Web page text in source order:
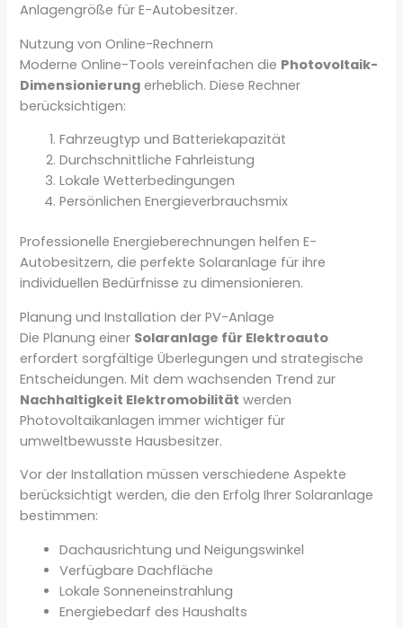
Anlagengröße für E-Autobesitzer.
Nutzung von Online-Rechnern
Moderne Online-Tools vereinfachen die Photovoltaik-
Dimensionierung erheblich. Diese Rechner
berücksichtigen:
Fahrzeugtyp und Batteriekapazität
Durchschnittliche Fahrleistung
Lokale Wetterbedingungen
Persönlichen Energieverbrauchsmix
Professionelle Energieberechnungen helfen E-
Autobesitzern, die perfekte Solaranlage für ihre
individuellen Bedürfnisse zu dimensionieren.
Planung und Installation der PV-Anlage
Die Planung einer Solaranlage für Elektroauto
erfordert sorgfältige Überlegungen und strategische
Entscheidungen. Mit dem wachsenden Trend zur
Nachhaltigkeit Elektromobilität werden
Photovoltaikanlagen immer wichtiger für
umweltbewusste Hausbesitzer.
Vor der Installation müssen verschiedene Aspekte
berücksichtigt werden, die den Erfolg Ihrer Solaranlage
bestimmen:
Dachausrichtung und Neigungswinkel
Verfügbare Dachfläche
Lokale Sonneneinstrahlung
Energiebedarf des Haushalts